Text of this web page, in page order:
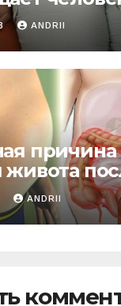
Так вот в
ANDRII
причина
живота
когда
поздно!
ANDRII